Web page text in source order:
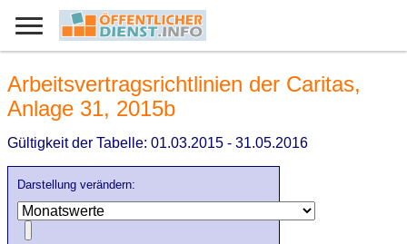
Darstellung verändern:
Arbeitsvertragsrichtlinien der Caritas,
Anlage 31, 2015b
Gültigkeit der Tabelle: 01.03.2015 - 31.05.2016